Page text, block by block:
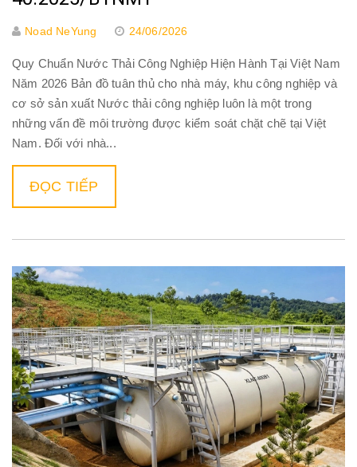
Noad NeYung 24/06/2026
Quy Chuẩn Nước Thải Công Nghiệp Hiện Hành Tại Việt Nam
Năm 2026 Bản đồ tuân thủ cho nhà máy, khu công nghiệp và
cơ sở sản xuất Nước thải công nghiệp luôn là một trong
những vấn đề môi trường được kiểm soát chặt chẽ tại Việt
Nam. Đối với nhà...
ĐỌC TIẾP